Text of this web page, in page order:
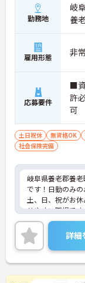
勤務地
岐
養
雇用形態 非
応募要件
■
許
可
土日祝休 無資格OK
社会保険完備
岐阜県養老郡養
です！日勤のみ
土、日、祝がお
せやすい職場で
職場で生かして
接ポイントをお伝
ださい。
詳細